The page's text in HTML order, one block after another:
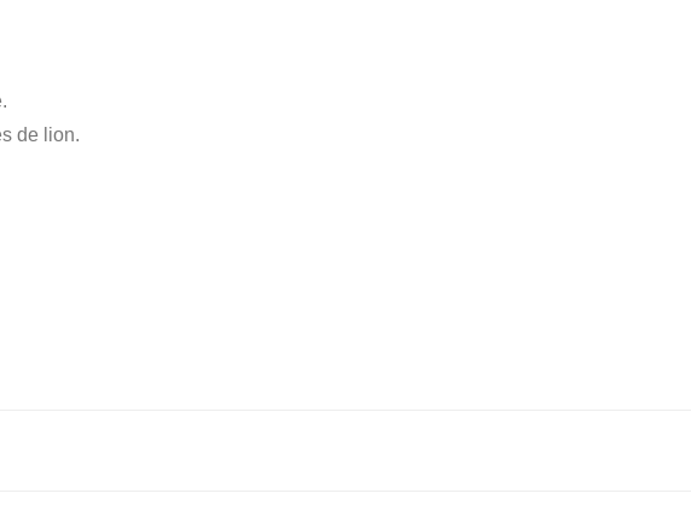
de lion.